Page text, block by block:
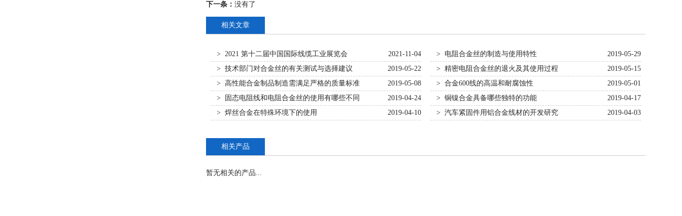
下一条： 没有了
相关文章
2021-11-04
> 2021 第十二届中国国际线缆工业展览会 2019-05-29
> 电阻合金丝的制造与使用特性
2019-05-22
> 技术部门对合金丝的有关测试与选择建议 2019-05-15
> 精密电阻合金丝的退火及其使用过程
2019-05-08
> 高性能合金制品制造需满足严格的质量标准 2019-05-01
> 合金600线的高温和耐腐蚀性
2019-04-24
> 固态电阻线和电阻合金丝的使用有哪些不同 2019-04-17
> 铜镍合金具备哪些独特的功能
2019-04-10
> 焊丝合金在特殊环境下的使用 2019-04-03
> 汽车紧固件用铝合金线材的开发研究
相关产品
暂无相关的产品...